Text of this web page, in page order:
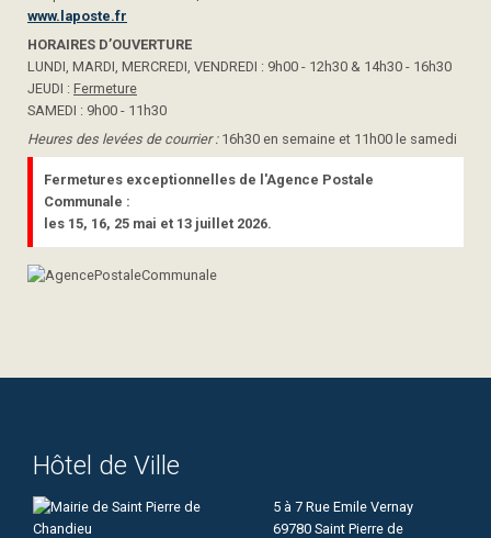
www.laposte.fr
HORAIRES D’OUVERTURE
LUNDI, MARDI, MERCREDI, VENDREDI : 9h00 - 12h30 & 14h30 - 16h30
JEUDI : Fermeture
SAMEDI : 9h00 - 11h30
Heures des levées de courrier :16h30 en semaine et 11h00 le samedi
Fermetures exceptionnelles de l'Agence Postale
Communale :
les 15, 16, 25 mai et 13 juillet 2026.
Hôtel de Ville
5 à 7 Rue Emile Vernay
69780 Saint Pierre de